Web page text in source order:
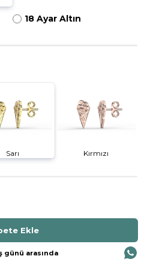
18 Ayar Altın
Sarı Kırmızı
günü arasında